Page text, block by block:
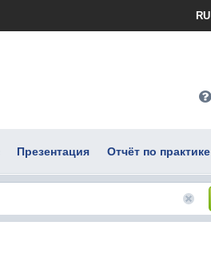
RU
Презентация Отчёт по практике